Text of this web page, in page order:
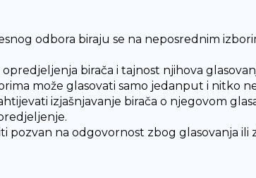
odbora biraju se na neposrednim
opredjeljenja birača i tajnost njihova
može glasovati samo jedanput i nitko
izjašnjavanje birača o njegovom
pozvan na odgovornost zbog glasovanja ili